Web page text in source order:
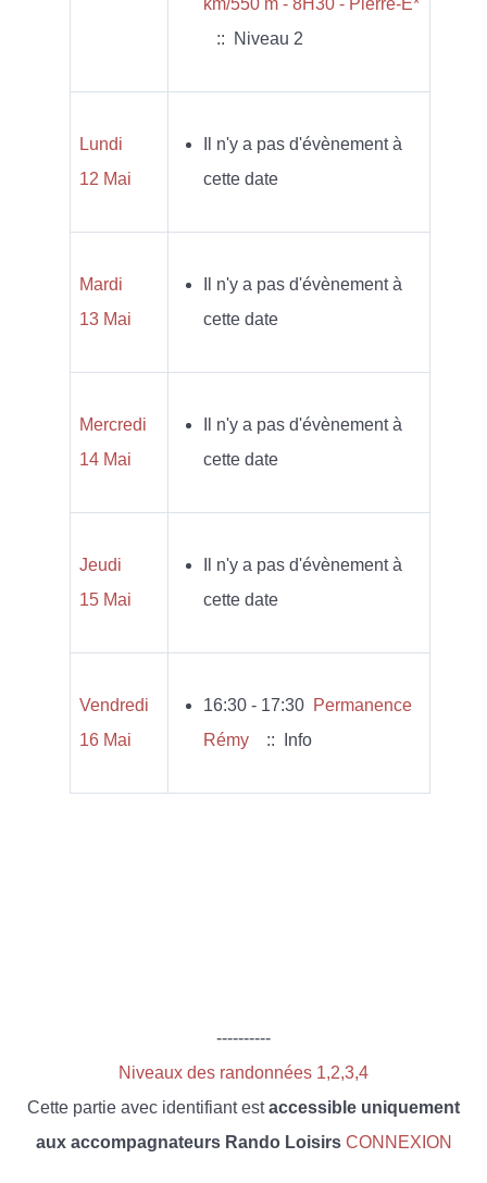
:: Niveau 2
Lundi
12 Mai
Il n'y a pas d'évènement à
cette date
Mardi
13 Mai
Il n'y a pas d'évènement à
cette date
Mercredi
14 Mai
Il n'y a pas d'évènement à
cette date
Jeudi
15 Mai
Il n'y a pas d'évènement à
cette date
Vendredi
16 Mai
16:30 - 17:30 Permanence
Rémy
:: Info
----------
Niveaux des randonnées 1,2,3,4
Cette partie avec identifiant estaccessible uniquement
aux accompagnateurs Rando Loisirs CONNEXION